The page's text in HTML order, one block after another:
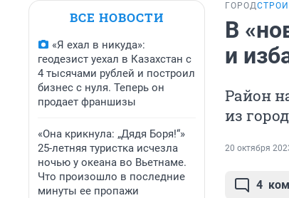
ВСЕ НОВОСТИ
«Я ехал в никуда»:
геодезист уехал в Казахстан с
4 тысячами рублей и построил
бизнес с нуля. Теперь он
продает франшизы
«Она крикнула: „Дядя Боря!“»
25-летняя туристка исчезла
ночью у океана во Вьетнаме.
Что произошло в последние
минуты ее пропажи
ГОРОД
В
и
Район
из
20 октября
4